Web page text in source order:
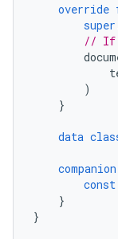
override
super
// If
)
}
data
companion
const
}
}